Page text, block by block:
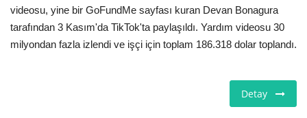
videosu, yine bir GoFundMe sayfası kuran Devan Bonagura
tarafından 3 Kasım'da TikTok'ta paylaşıldı. Yardım videosu 30
milyondan fazla izlendi ve işçi için toplam 186.318 dolar toplandı.
Detay